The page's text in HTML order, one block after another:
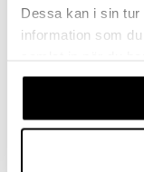
Dessa kan i sin tur
information som
våra cookies vid